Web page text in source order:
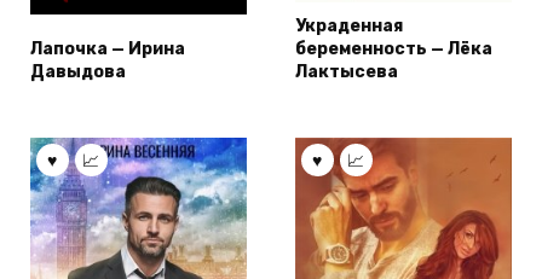
Лапочка — Ирина
Давыдова
Украденная
беременность — Лёка
Лактысева